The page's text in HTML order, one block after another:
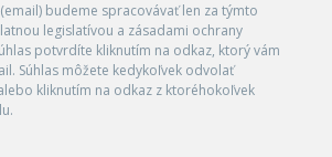
budeme spracovávať len za týmto
legislatívou a zásadami ochrany
potvrdíte kliknutím na odkaz, ktorý vám
Súhlas môžete kedykoľvek odvolať
kliknutím na odkaz z ktoréhokoľvek